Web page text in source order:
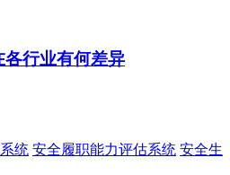
行业有何差异
统 安全履职能力评估系统 安全生